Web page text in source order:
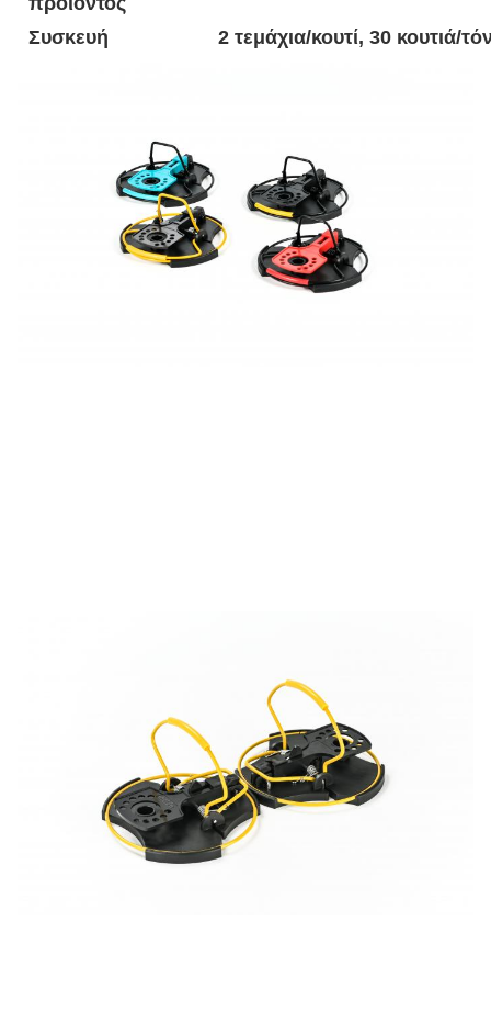
Συσκευή
2 τεμάχια/κουτί, 30 κουτιά/